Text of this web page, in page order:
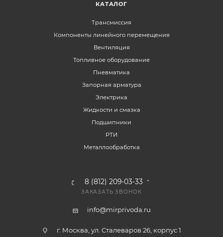
КАТАЛОГ
Трансмиссия
Компоненты линейного перемещения
Вентиляция
Топливное оборудование
Пневматика
Запорная арматура
Электрика
Жидкости и смазка
Подшипники
РТИ
Металлообработка
8 (812) 209-03-33
ЗАКАЗАТЬ ЗВОНОК
info@mirprivoda.ru
г. Москва, ул. Сталеваров 26, корпус 1